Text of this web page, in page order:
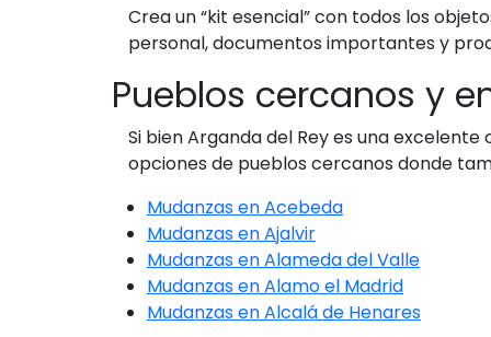
Crea un “kit esencial” con todos los
personal, documentos importantes y
Pueblos cercanos y
Si bien Arganda del Rey es una
opciones de pueblos cercanos donde
Mudanzas en Acebeda
Mudanzas en Ajalvir
Mudanzas en Alameda del Valle
Mudanzas en Alamo el Madrid
Mudanzas en Alcalá de Henares